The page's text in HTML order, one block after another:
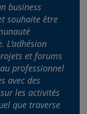
business
souhaite être
L’adhésion
et forums
professionnel
avec des
les activités
que traverse